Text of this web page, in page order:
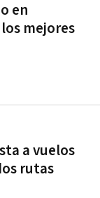
en
mejores
a vuelos
rutas